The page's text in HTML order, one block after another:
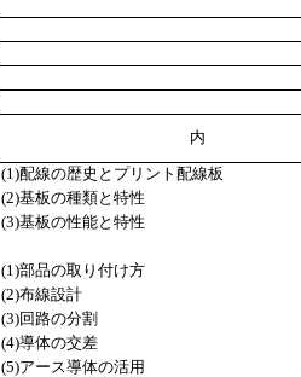
内
(1)配線の歴史とプリント配線板
(2)基板の種類と特性
(3)基板の性能と特性
(1)部品の取り付け方
(2)布線設計
(3)回路の分割
(4)導体の交差
(5)アース導体の活用